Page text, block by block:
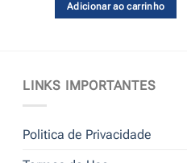
Adicionar ao carrinho
LINKS IMPORTANTES
Politica de Privacidade